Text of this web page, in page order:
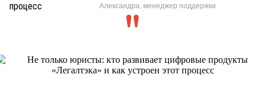
Александра, менеджер поддержки